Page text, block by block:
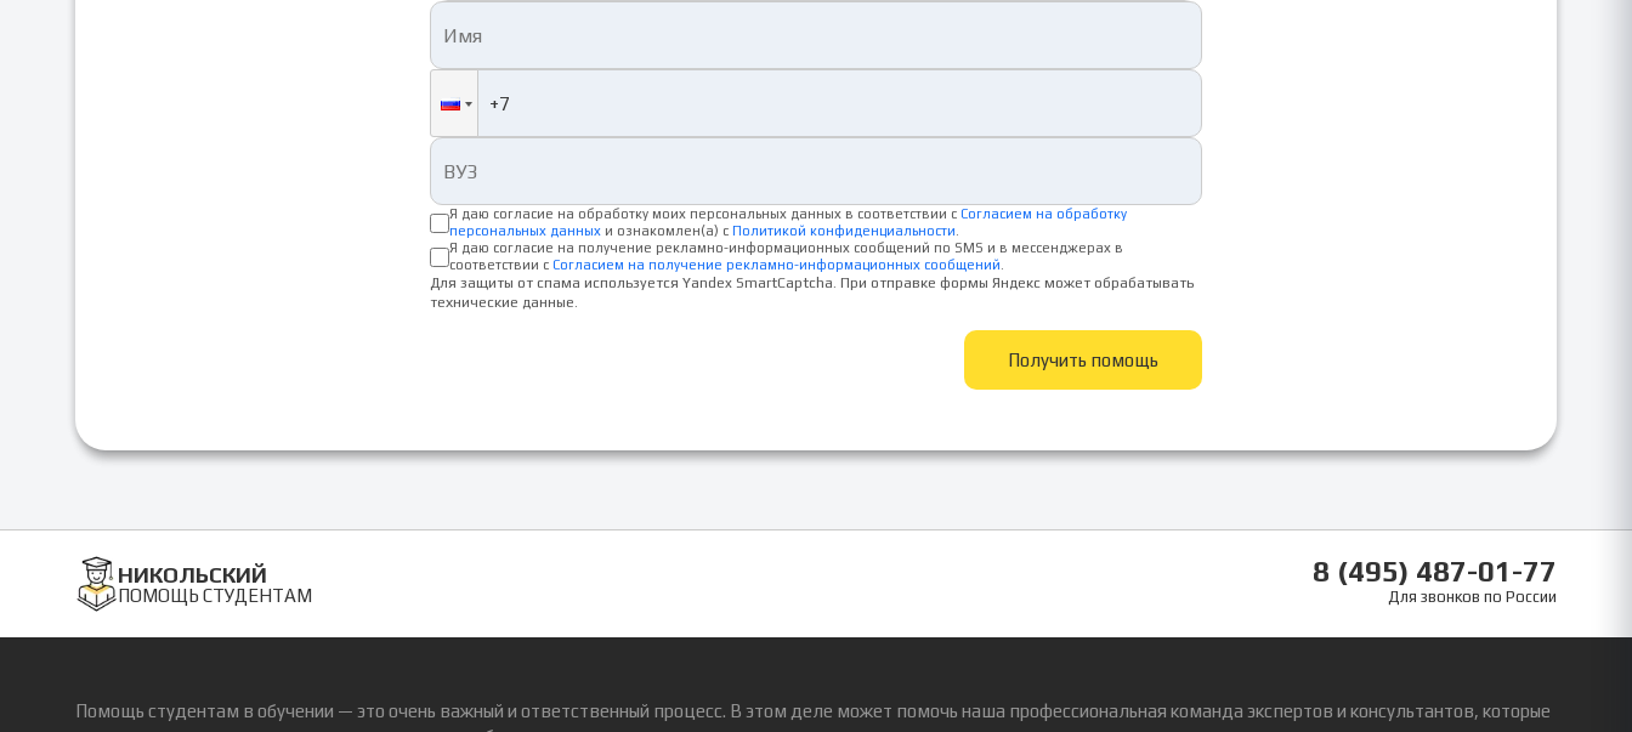
Я даю согласие на обработку моих персональных данных в соответствии с Согласием на обработку
персональных данных и ознакомлен(а) с Политикой конфиденциальности
Я даю согласие на получение рекламно-информационных сообщений по SMS и в мессенджерах в
соответствии с Согласием на получение рекламно-информационных сообщений
Для защиты от спама используется Yandex SmartCaptcha. При отправке формы Яндекс может обрабатывать
технические данные.
Получить помощь
НИКОЛЬСКИЙ
ПОМОЩЬ СТУДЕНТАМ
8 (495) 487-01-77
Для звонков по России
Помощь студентам в обучении — это очень важный и ответственный процесс. В этом деле может помочь наша профессиональная команда экспертов и консультантов, которые